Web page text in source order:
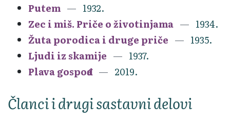
Putem
1932.
Zec i miš. Priče o životinjama
1934.
Žuta porodica i druge priče
1935.
Ljudi iz skamije
1937.
Plava gospođa
2019.
Članci i drugi sastavni delovi